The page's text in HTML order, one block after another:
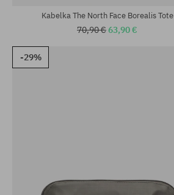
Kabelka The North Face Borealis Tote
70,90 €63,90 €
-29%